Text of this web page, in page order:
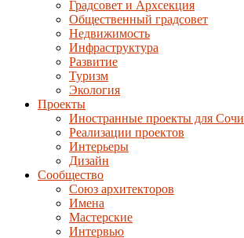
Градсовет и Архсекция
Общественный градсовет
Недвижимость
Инфраструктура
Развитие
Туризм
Экология
Проекты
Иностранные проекты для Сочи
Реализации проектов
Интерьеры
Дизайн
Сообщество
Союз архитекторов
Имена
Мастерские
Интервью